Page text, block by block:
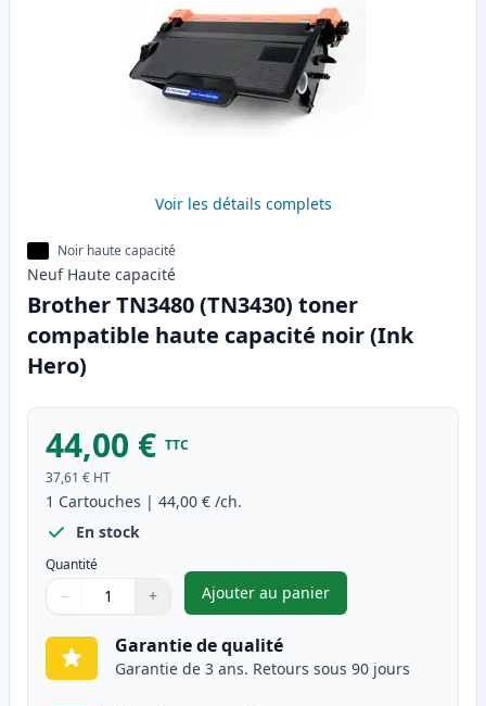
Voir les détails complets
Noir haute capacité
Neuf Haute capacité
Brother TN3480 (TN3430) toner
compatible haute capacité noir (Ink
Hero)
44,00 € TTC
37,61 € HT
1 Cartouches | 44,00 € /ch.
En stock
Quantité
Quantité
Utilisez les boutons pour ajuster
− +
Quantité
Ajouter au panier
,Brother TN3480 (TN3430)
Garantie de qualité
Garantie de 3 ans. Retours sous 90 jours